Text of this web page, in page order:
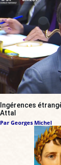
Ingérences
Attal
Par Georges Michel